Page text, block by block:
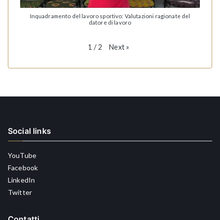
Inquadramento del lavoro sportivo: Valutazioni ragionate del
datore di lavoro
1 / 2 Next»
Social links
YouTube
Facebook
LinkedIn
Twitter